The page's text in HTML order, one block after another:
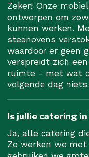
Zeker! Onze
ontworpen om
kunnen werken.
steenovens
waardoor er geen
verspreidt zich
ruimte - met wat
volgende dag
Is jullie catering in
Ja, alle catering
Zo werken we